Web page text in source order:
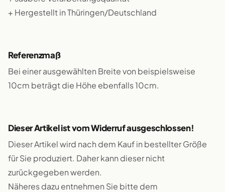
+ Hergestellt in Thüringen/Deutschland
Referenzmaß
Bei einer ausgewählten Breite von beispielsweise
10cm beträgt die Höhe ebenfalls 10cm.
Dieser Artikel ist vom Widerruf ausgeschlossen!
Dieser Artikel wird nach dem Kauf in bestellter Größe
für Sie produziert. Daher kann dieser nicht
zurückgegeben werden.
Näheres dazu entnehmen Sie bitte dem